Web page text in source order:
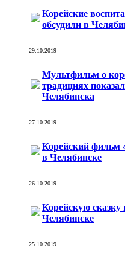
Корейские
обсудили в
29.10.2019
Мультфильм о
традициях
Челябинска
27.10.2019
Корейский фильм
в Челябинске
26.10.2019
Корейскую сказку
Челябинске
25.10.2019